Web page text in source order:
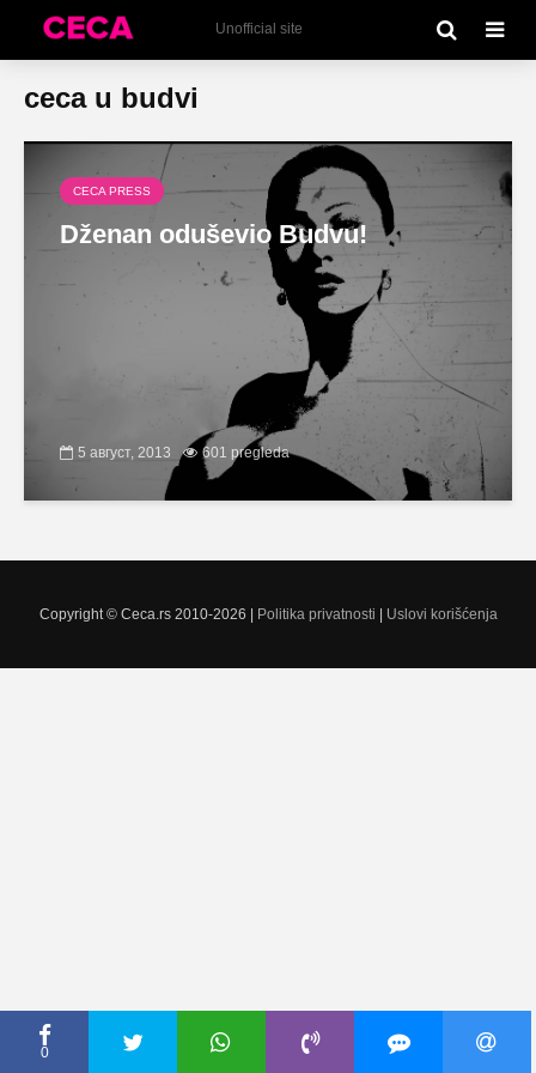
Unofficial site
ceca u budvi
CECA PRESS
Dženan oduševio Budvu!
5 август, 2013 601 pregleda
Copyright © Ceca.rs 2010-2026 | Politika privatnosti Uslovi korišćenja
0